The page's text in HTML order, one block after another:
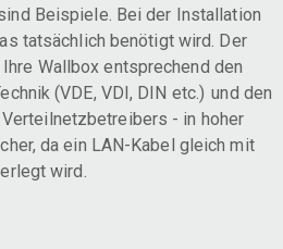
Beispiele. Bei der Installation
tatsächlich benötigt wird. Der
Wallbox entsprechend den
(VDE, VDI, DIN etc.) und den
- in hoher
da ein LAN-Kabel gleich mit
wird.